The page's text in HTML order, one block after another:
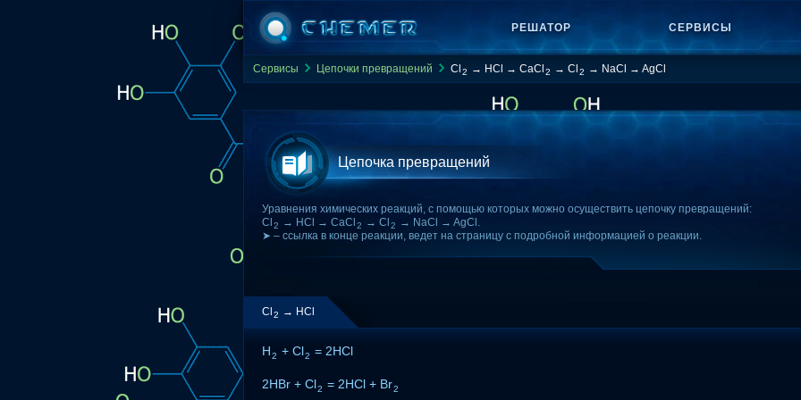
РЕШАТОР СЕРВИСЫ
Сервисы Цепочки превращений Cl 2 → HCl → CaCl 2 → Cl 2 → NaCl → AgCl
Цепочка превращений
Уравнения химических реакций, с помощью которых можно осуществить цепочку превращений:
Cl 2 → HCl → CaCl 2 → Cl 2
→ NaCl → AgCl.
➤ – ссылка в конце реакции, ведет на страницу с подробной информацией о реакции.
Cl 2 → HCl
H2 + Cl2 = 2HCl
2HBr + Cl2 = 2HCl + Br2